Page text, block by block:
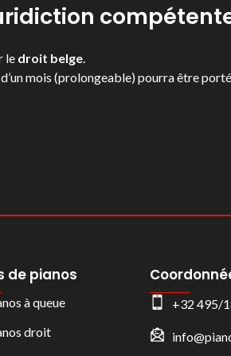
le droit belge.
mois (prolongeable) pourra être
de pianos
à queue
droit
+32 495/